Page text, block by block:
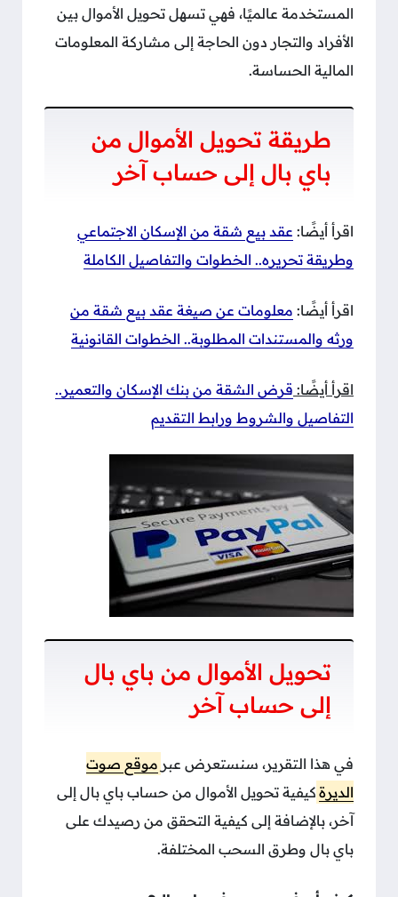
المستخدمة عالميًا، فهي تسهل تحويل الأموال بين
الأفراد والتجار دون الحاجة إلى مشاركة المعلومات
المالية الحساسة.
طريقة تحويل الأموال من
باي بال إلى حساب آخر
اقرأ أيضًا: عقد بيع شقة من الإسكان الاجتماعي
وطريقة تحريره.. الخطوات والتفاصيل الكاملة
اقرأ أيضًا: معلومات عن صيغة عقد بيع شقة من
ورثه والمستندات المطلوبة.. الخطوات القانونية
اقرأ أيضًا: قرض الشقة من بنك الإسكان والتعمير..
التفاصيل والشروط ورابط التقديم
تحويل الأموال من باي بال
إلى حساب آخر
في هذا التقرير، سنستعرض عبر موقع صوت
الديرة كيفية تحويل الأموال من حساب باي بال إلى
آخر، بالإضافة إلى كيفية التحقق من رصيدك على
باي بال وطرق السحب المختلفة.